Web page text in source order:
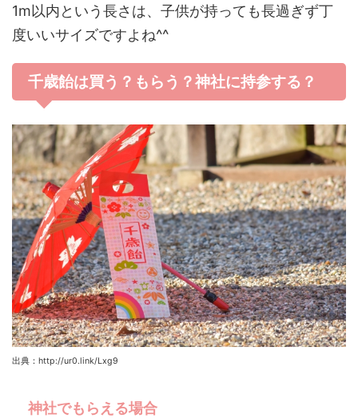
1m以内という長さは、子供が持っても長過ぎず丁
度いいサイズですよね^^
千歳飴は買う？もらう？神社に持参する？
出典：http://ur0.link/Lxg9
神社でもらえる場合